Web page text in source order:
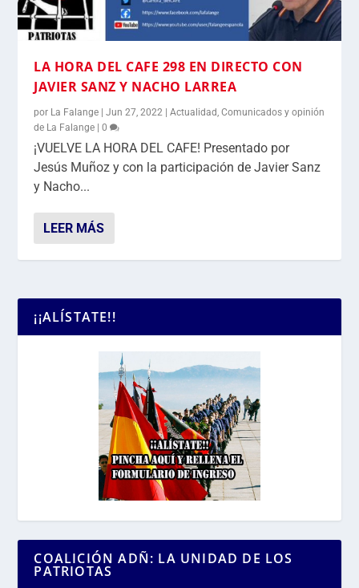
LA HORA DEL CAFE 298 EN DIRECTO CON
JAVIER SANZ Y NACHO LARREA
por La Falange |Jun 27, 2022 |Actualidad,Comunicados y opinión
de La Falange |0
¡VUELVE LA HORA DEL CAFE! Presentado por
Jesús Muñoz y con la participación de Javier Sanz
y Nacho...
LEER MÁS
¡¡ALÍSTATE!!
COALICIÓN ADÑ: LA UNIDAD DE LOS
PATRIOTAS